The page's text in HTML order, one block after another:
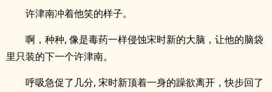
许津南冲着他笑的样子。
啊，种种, 像是毒药一样侵蚀宋时新的大脑，让他的脑袋
里只装的下一个许津南。
呼吸急促了几分, 宋时新顶着一身的躁欲离开，快步回了